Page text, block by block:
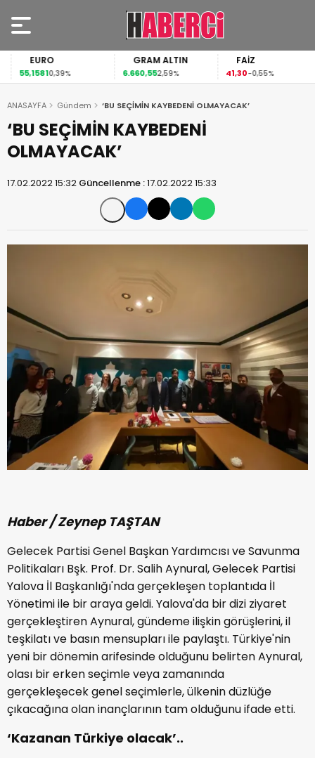
EURO
55,15810,39%
GRAM ALTIN
6.660,552,59%
FAİZ
41,30-0,55%
ANASAYFA Gündem ‘BU SEÇİMİN KAYBEDENİ OLMAYACAK’
‘BU SEÇİMİN KAYBEDENİ
OLMAYACAK’
17.02.2022 15:32 Güncellenme :17.02.2022 15:33
Haber / Zeynep TAŞTAN
Gelecek Partisi Genel Başkan Yardımcısı ve Savunma
Politikaları Bşk. Prof. Dr. Salih Aynural, Gelecek Partisi
Yalova İl Başkanlığı'nda gerçekleşen toplantıda İl
Yönetimi ile bir araya geldi. Yalova'da bir dizi ziyaret
gerçekleştiren Aynural, gündeme ilişkin görüşlerini, il
teşkilatı ve basın mensupları ile paylaştı. Türkiye'nin
yeni bir dönemin arifesinde olduğunu belirten Aynural,
olası bir erken seçimle veya zamanında
gerçekleşecek genel seçimlerle, ülkenin düzlüğe
çıkacağına olan inançlarının tam olduğunu ifade etti.
‘Kazanan Türkiye olacak’..